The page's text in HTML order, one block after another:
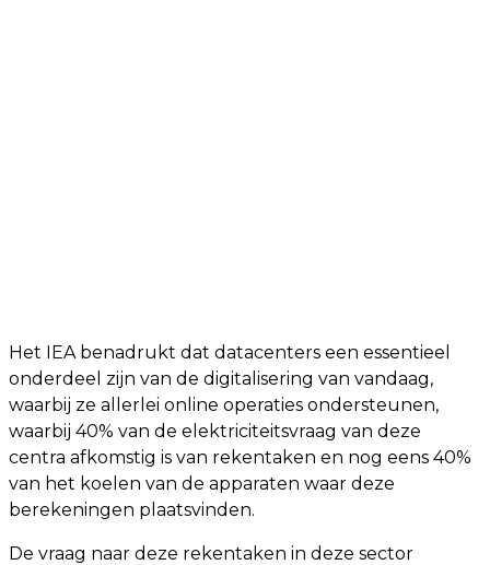
Het IEA benadrukt dat datacenters een essentieel
onderdeel zijn van de digitalisering van vandaag,
waarbij ze allerlei online operaties ondersteunen,
waarbij 40% van de elektriciteitsvraag van deze
centra afkomstig is van rekentaken en nog eens 40%
van het koelen van de apparaten waar deze
berekeningen plaatsvinden.
De vraag naar deze rekentaken in deze sector